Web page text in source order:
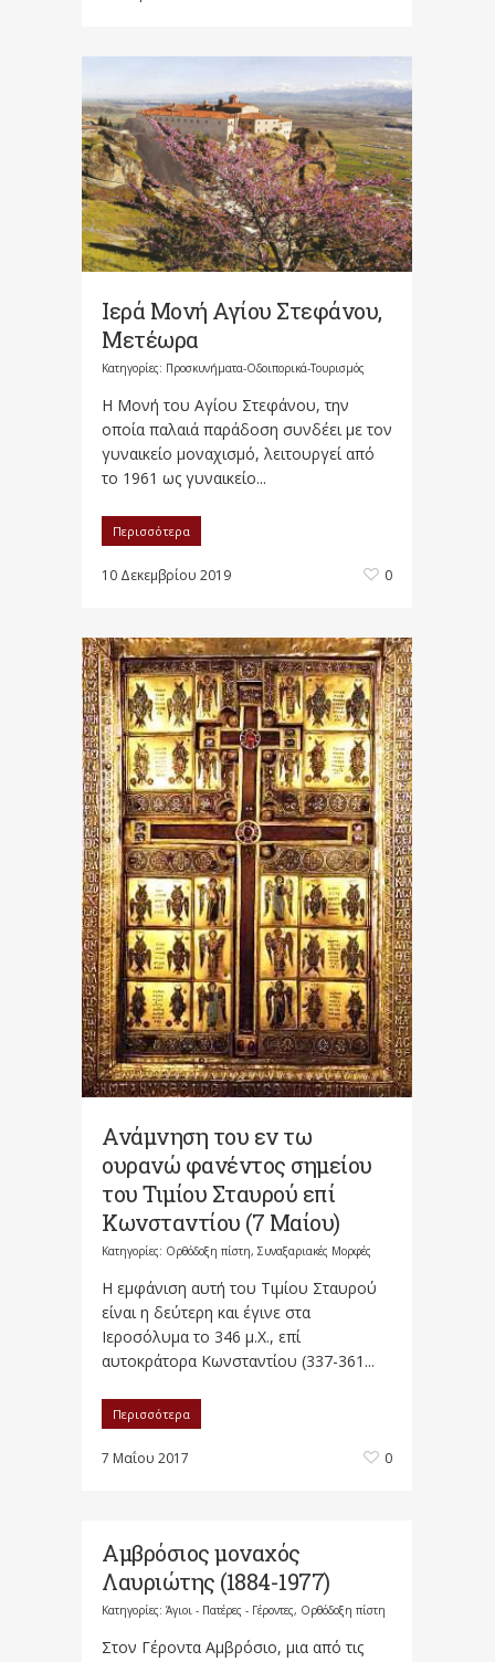
Ιερά Μονή Αγίου Στεφάνου,
Μετέωρα
Κατηγορίες: Προσκυνήματα-Οδοιπορικά-Τουρισμός
Η Μονή του Αγίου Στεφάνου, την
οποία παλαιά παράδοση συνδέει με τον
γυναικείο μοναχισμό, λειτουργεί από
το 1961 ως γυναικείο...
Περισσότερα
10 Δεκεμβρίου 2019 0
Ανάμνηση του εν τω
ουρανώ φανέντος σημείου
του Τιμίου Σταυρού επί
Κωνσταντίου (7 Μαίου)
Κατηγορίες: Ορθόδοξη πίστη, Συναξαριακές Μορφές
Η εμφάνιση αυτή του Τιμίου Σταυρού
είναι η δεύτερη και έγινε στα
Ιεροσόλυμα το 346 μ.Χ., επί
αυτοκράτορα Κωνσταντίου (337-361...
Περισσότερα
7 Μαΐου 2017 0
Αμβρόσιος μοναχός
Λαυριώτης (1884-1977)
Κατηγορίες: Άγιοι - Πατέρες - Γέροντες, Ορθόδοξη πίστη
Στον Γέροντα Αμβρόσιο, μια από τις